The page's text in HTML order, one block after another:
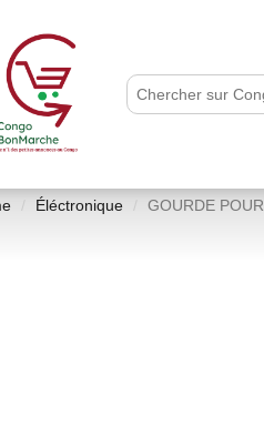
Éléctronique GOURDE